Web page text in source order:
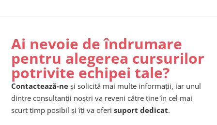
Ai nevoie de îndrumare
pentru alegerea cursurilor
potrivite echipei tale?
Contactează-ne și solicită mai multe informații, iar unul
dintre consultanții noștri va reveni către tine în cel mai
scurt timp posibil și îți va oferi suport dedicat.